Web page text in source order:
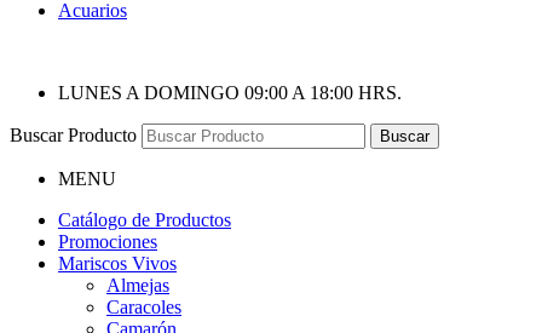
Acuarios
LUNES A DOMINGO 09:00 A 18:00 HRS.
Buscar Producto Buscar
MENU
Catálogo de Productos
Promociones
Mariscos Vivos
Almejas
Caracoles
Camarón